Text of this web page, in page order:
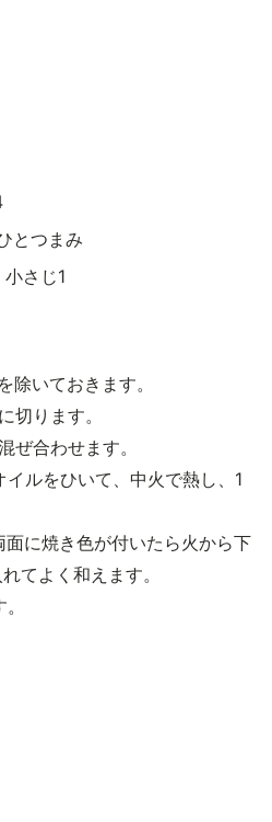
とつまみ
さじ1
除いておきます。
切ります。
ぜ合わせます。
ルをひいて、中火で熱し、1
に焼き色が付いたら火から下
てよく和えます。